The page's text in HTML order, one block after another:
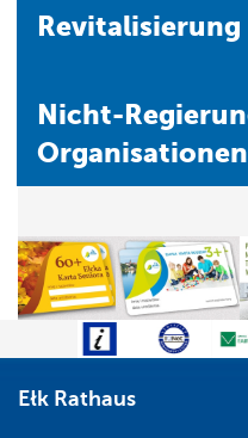
Revitalisierung
Nicht-Regierungs-
Organisationen
Ełk Rathaus